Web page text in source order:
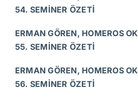
54. SEMİNER ÖZETİ
ERMAN GÖREN, HOMEROS
55. SEMİNER ÖZETİ
ERMAN GÖREN, HOMEROS
56. SEMİNER ÖZETİ